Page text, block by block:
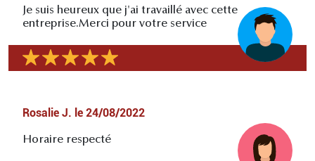
Je suis heureux que j'ai travaillé avec cette
entreprise.Merci pour votre service
Rosalie J. le 24/08/2022
Horaire respecté